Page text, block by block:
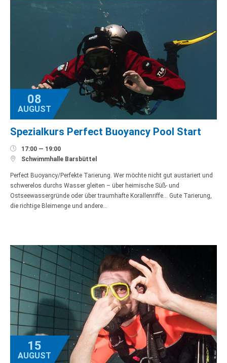
08
AUGUST
Spezialkurs Perfect Buoyancy Pool Start
 17:00 — 19:00
 Schwimmhalle Barsbüttel
Perfect Buoyancy/Perfekte Tarierung. Wer möchte nicht gut austariert und
schwerelos durchs Wasser gleiten – über heimische Süß- und
Ostseewassergründe oder über traumhafte Korallenriffe… Gute Tarierung,
die richtige Bleimenge und andere…
15
AUGUST